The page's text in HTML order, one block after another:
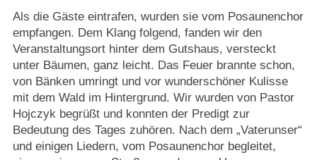
Als die Gäste eintrafen, wurden sie vom Posaunenchor
empfangen. Dem Klang folgend, fanden wir den
Veranstaltungsort hinter dem Gutshaus, versteckt
unter Bäumen, ganz leicht. Das Feuer brannte schon,
von Bänken umringt und vor wunderschöner Kulisse
mit dem Wald im Hintergrund. Wir wurden von Pastor
Hojczyk begrüßt und konnten der Predigt zur
Bedeutung des Tages zuhören. Nach dem „Vaterunser“
und einigen Liedern, vom Posaunenchor begleitet,